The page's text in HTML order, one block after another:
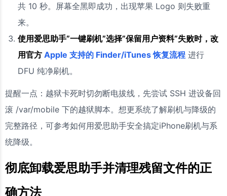
共 10 秒。屏幕全黑即成功，出现苹果 Logo 则失败重
来。
使用爱思助手”一键刷机”选择”保留用户资料”失败时，改
用官方 Apple 支持的 Finder/iTunes 恢复流程 进行
DFU 纯净刷机。
提醒一点：越狱卡死时切勿断电拔线，先尝试 SSH 进设备回
滚 /var/mobile 下的越狱脚本。想更系统了解刷机与降级的
完整路径，可参考如何用爱思助手安全搞定iPhone刷机与系
统降级。
彻底卸载爱思助手并清理残留文件的正
确方法